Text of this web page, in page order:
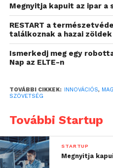
induló
túljussanak a
leggyakoribb
akadályain. A
tagvállalatot
Magyar
Megnyitja kapuit az ipar
RESTART a
találkoznak a hazai zöldek
Ismerkedj meg egy
Nap az ELTE-n
TOVÁBBI CIKKEK: INNOVÁCIÓS,
SZÖVETSÉG
További Startup
STARTUP
Megnyitja